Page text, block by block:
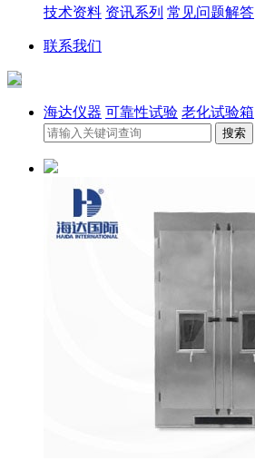
技术资料 资讯系列 常见问题解答
联系我们
海达仪器 可靠性试验 老化试验箱